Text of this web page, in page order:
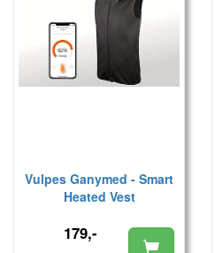
Vulpes Ganymed - Smart
Heated Vest
179,-